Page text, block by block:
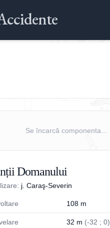
Se încarcă componenta...
Domanului
j. Caraş-Severin
108 m
32 m (-32 ; 0)